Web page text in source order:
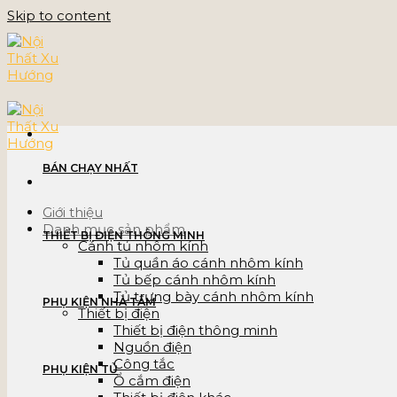
Skip to content
Giới thiệu
Danh mục sản phẩm
Cánh tủ nhôm kính
Tủ quần áo cánh nhôm kính
Tủ bếp cánh nhôm kính
Tủ trưng bày cánh nhôm kính
Thiết bị điện
Thiết bị điện thông minh
Nguồn điện
Công tắc
Ổ cắm điện
BÁN CHẠY NHẤT
THIẾT BỊ ĐIỆN THÔNG MINH
PHỤ KIỆN NHÀ TẮM
PHỤ KIỆN TỦ